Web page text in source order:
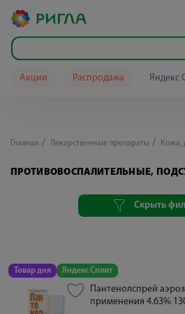
Акции Распродажа Яндекс
Главная Лекарственные препараты Кожа,
ПРОТИВОВОСПАЛИТЕЛЬНЫЕ,
Скрыть
Товар дня Яндекс Сплит
Пантенолспрей
применения 4.63%